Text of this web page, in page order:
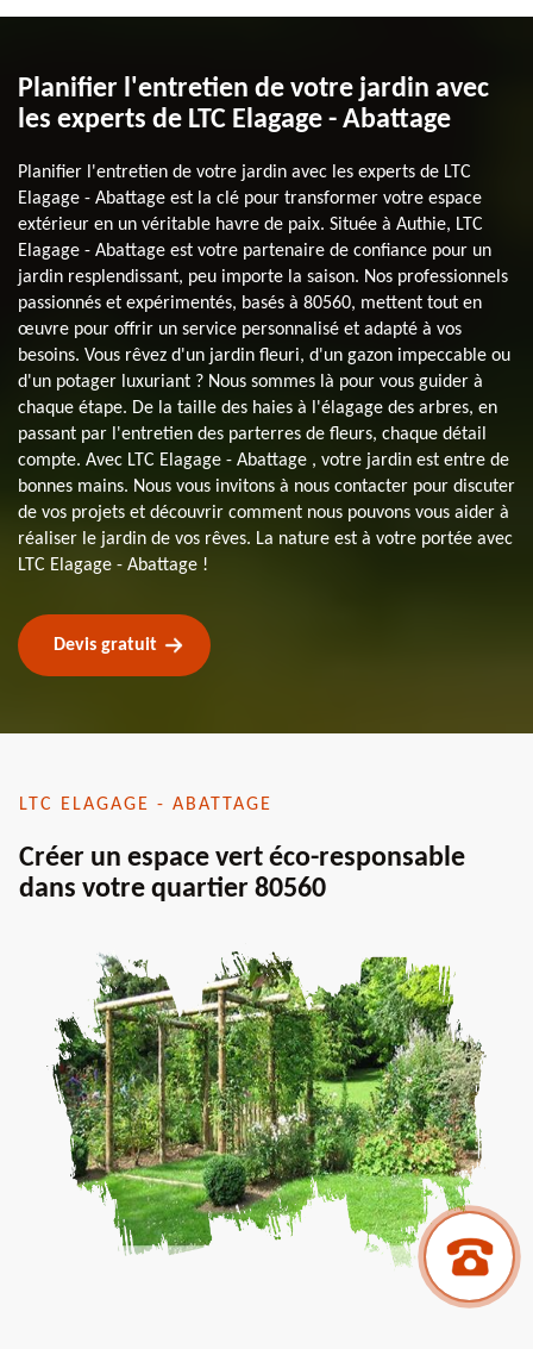
Planifier l'entretien de votre jardin avec
les experts de LTC Elagage - Abattage
Planifier l'entretien de votre jardin avec les experts de LTC
Elagage - Abattage est la clé pour transformer votre espace
extérieur en un véritable havre de paix. Située à Authie, LTC
Elagage - Abattage est votre partenaire de confiance pour un
jardin resplendissant, peu importe la saison. Nos professionnels
passionnés et expérimentés, basés à 80560, mettent tout en
œuvre pour offrir un service personnalisé et adapté à vos
besoins. Vous rêvez d'un jardin fleuri, d'un gazon impeccable ou
d'un potager luxuriant ? Nous sommes là pour vous guider à
chaque étape. De la taille des haies à l'élagage des arbres, en
passant par l'entretien des parterres de fleurs, chaque détail
compte. Avec LTC Elagage - Abattage , votre jardin est entre de
bonnes mains. Nous vous invitons à nous contacter pour discuter
de vos projets et découvrir comment nous pouvons vous aider à
réaliser le jardin de vos rêves. La nature est à votre portée avec
LTC Elagage - Abattage !
Devis gratuit
LTC ELAGAGE - ABATTAGE
Créer un espace vert éco-responsable
dans votre quartier 80560